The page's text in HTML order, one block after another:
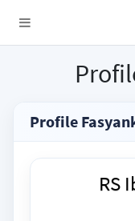
Profile
RS